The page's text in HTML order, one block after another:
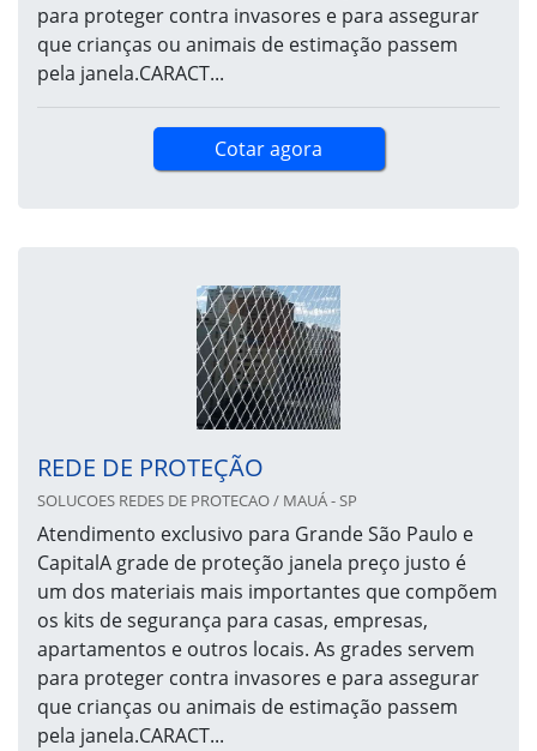
para proteger contra invasores e para assegurar
que crianças ou animais de estimação passem
pela janela.CARACT...
Cotar agora
REDE DE PROTEÇÃO
SOLUCOES REDES DE PROTECAO / MAUÁ - SP
Atendimento exclusivo para Grande São Paulo e
CapitalA grade de proteção janela preço justo é
um dos materiais mais importantes que compõem
os kits de segurança para casas, empresas,
apartamentos e outros locais. As grades servem
para proteger contra invasores e para assegurar
que crianças ou animais de estimação passem
pela janela.CARACT...